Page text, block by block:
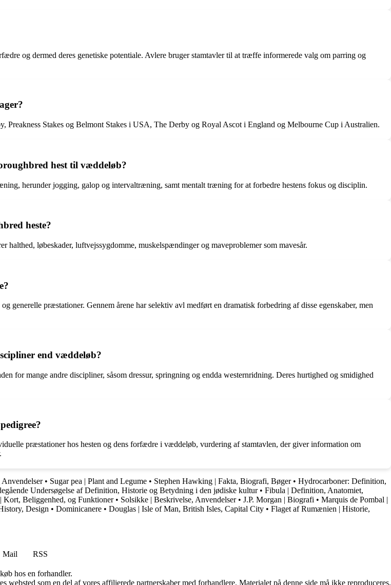
og dermed deres genetiske potentiale. Avlere bruger stamtavler til at træffe informerede valg om parring og
Stakes og Belmont Stakes i USA, The Derby og Royal Ascot i England og Melbourne Cup i Australien.
hest til væddeløb?
herunder jogging, galop og intervaltræning, samt mentalt træning for at forbedre hestens fokus og disciplin.
heste?
løbeskader, luftvejssygdomme, muskelspændinger og maveproblemer som mavesår.
generelle præstationer. Gennem årene har selektiv avl medført en dramatisk forbedring af disse egenskaber, men
end væddeløb?
for mange andre discipliner, såsom dressur, springning og endda westernridning. Deres hurtighed og smidighed
præstationer hos hesten og dens forfædre i væddeløb, vurdering af stamtavlen, der giver information om
• Sugar pea | Plant and Legume • Stephen Hawking | Fakta, Biografi, Bøger• Hydrocarboner: Definition,
Undersøgelse af Definition, Historie og Betydning i den jødiske kultur • Fibula | Definition, Anatomiet,
Kort, Beliggenhed, og Funktioner• Solsikke | Beskrivelse, Anvendelser• J.P. Morgan | Biografi • Marquis de Pombal |
Design • Dominicanere • Douglas | Isle of Man, British Isles, Capital City • Flaget af Rumænien | Historie,
Mail
RSS
hos en forhandler.
som en del af vores affilierede partnerskaber med forhandlere. Materialet på denne side må ikke reproduceres,